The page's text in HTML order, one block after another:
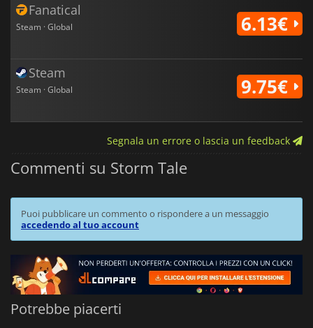
Fanatical
Steam · Global 6.13€
Steam
Steam · Global 9.75€
Segnala un errore o lascia un feedback
Commenti su Storm Tale
Puoi pubblicare un commento o rispondere a un messaggio
accedendo al tuo account
Potrebbe piacerti